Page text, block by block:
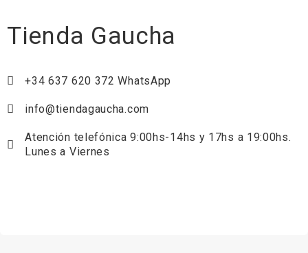
Tienda Gaucha
+34 637 620 372 WhatsApp
info@tiendagaucha.com
Atención telefónica 9:00hs-14hs y 17hs a 19:00hs.
Lunes a Viernes